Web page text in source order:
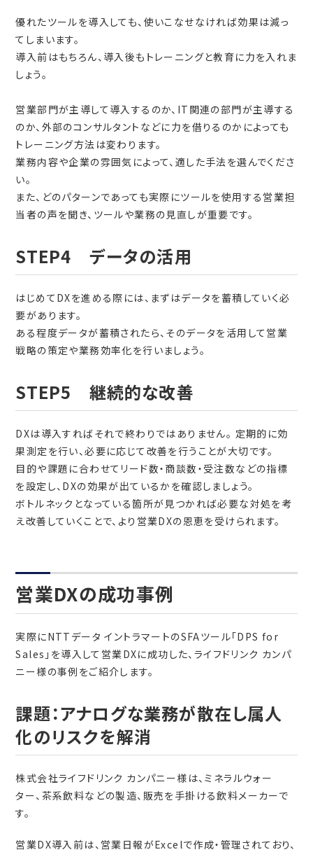
優れたツールを導入しても、使いこなせなければ効果は減っ
てしまいます。
導入前はもちろん、導入後もトレーニングと教育に力を入れま
しょう。
営業部門が主導して導入するのか、IT関連の部門が主導する
のか、外部のコンサルタントなどに力を借りるのかによっても
トレーニング方法は変わります。
業務内容や企業の雰囲気によって、適した手法を選んでくださ
い。
また、どのパターンであっても実際にツールを使用する営業担
当者の声を聞き、ツールや業務の見直しが重要です。
STEP4 データの活用
はじめてDXを進める際には、まずはデータを蓄積していく必
要があります。
ある程度データが蓄積されたら、そのデータを活用して営業
戦略の策定や業務効率化を行いましょう。
STEP5 継続的な改善
DXは導入すればそれで終わりではありません。 定期的に効
果測定を行い、必要に応じて改善を行うことが大切です。
目的や課題に合わせてリード数・商談数・受注数などの指標
を設定し、DXの効果が出ているかを確認しましょう。
ボトルネックとなっている箇所が見つかれば必要な対処を考
え改善していくことで、より営業DXの恩恵を受けられます。
営業DXの成功事例
実際にNTTデータ イントラマートのSFAツール「DPS for
Sales」を導入して営業DXに成功した、ライフドリンク カンパ
ニー様の事例をご紹介します。
課題：アナログな業務が散在し属人
化のリスクを解消
株式会社ライフドリンク カンパニー様は、ミネラルウォー
ター、茶系飲料などの製造、販売を手掛ける飲料メーカーで
す。
営業DX導入前は、営業日報がExcelで作成・管理されており、